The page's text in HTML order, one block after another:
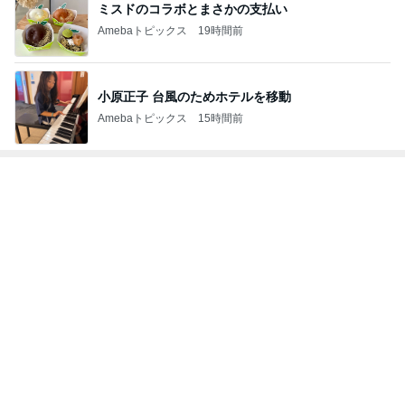
ミスドのコラボとまさかの支払い
Amebaトピックス 19時間前
小原正子 台風のためホテルを移動
Amebaトピックス 15時間前